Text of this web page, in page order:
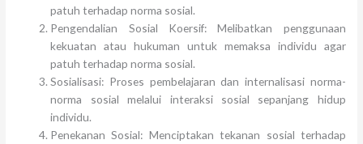
patuh terhadap norma sosial.
Pengendalian Sosial Koersif: Melibatkan penggunaan
kekuatan atau hukuman untuk memaksa individu agar
patuh terhadap norma sosial.
Sosialisasi: Proses pembelajaran dan internalisasi norma-
norma sosial melalui interaksi sosial sepanjang hidup
individu.
Penekanan Sosial: Menciptakan tekanan sosial terhadap